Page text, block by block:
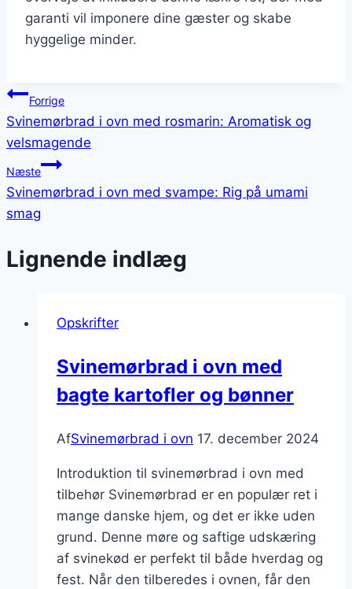
garanti vil imponere dine gæster og skabe
hyggelige minder.
Indlægsnavigation
Forrige
Svinemørbrad i ovn med rosmarin: Aromatisk og
velsmagende
Næste
Svinemørbrad i ovn med svampe: Rig på umami
smag
Lignende indlæg
Opskrifter
Svinemørbrad i ovn med
bagte kartofler og bønner
AfSvinemørbrad i ovn 17. december 2024
Introduktion til svinemørbrad i ovn med
tilbehør Svinemørbrad er en populær ret i
mange danske hjem, og det er ikke uden
grund. Denne møre og saftige udskæring
af svinekød er perfekt til både hverdag og
fest. Når den tilberedes i ovnen, får den